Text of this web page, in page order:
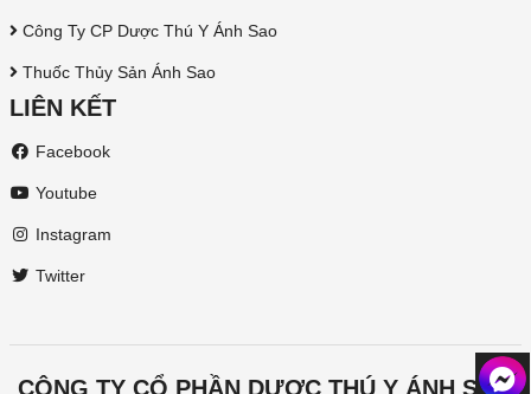
Công Ty CP Dược Thú Y Ánh Sao
Thuốc Thủy Sản Ánh Sao
LIÊN KẾT
Facebook
Youtube
Instagram
Twitter
CÔNG TY CỔ PHẦN DƯỢC THÚ Y ÁNH SAO